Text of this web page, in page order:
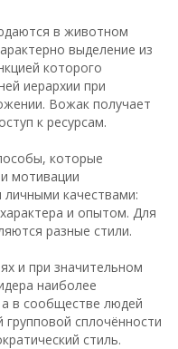
в животном
выделение из
которого
иерархии при
Вожак получает
к ресурсам.
которые
мотивации
личными качествами:
и опытом. Для
разные стили.
и при значительном
наиболее
в сообществе людей
групповой сплочённости
стиль.